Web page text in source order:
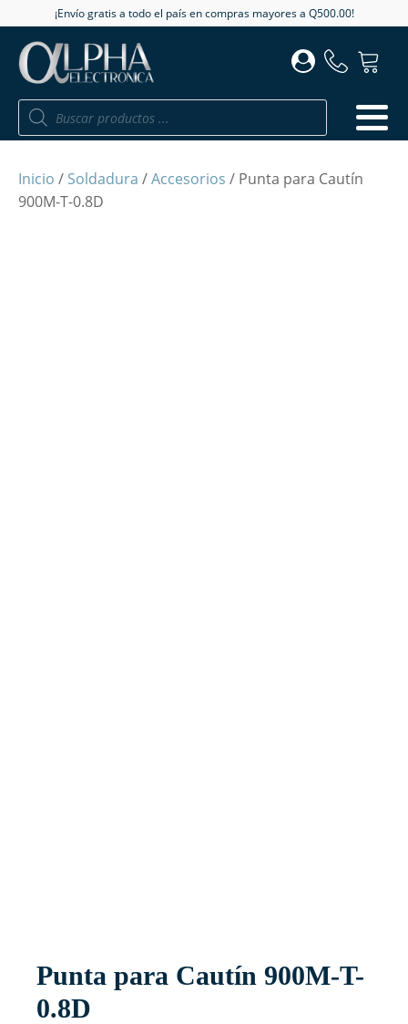
¡Envío gratis a todo el país en compras mayores a Q500.00!
Búsqueda
productos
Inicio / Soldadura /Accesorios / Punta para Cautín
900M-T-0.8D
Punta para Cautín 900M-T-
0.8D